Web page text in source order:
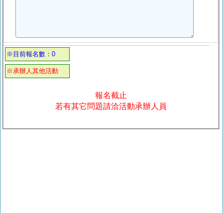
※目前報名數：0
※承辦人其他活動
報名截止
若有其它問題請洽活動承辦人員